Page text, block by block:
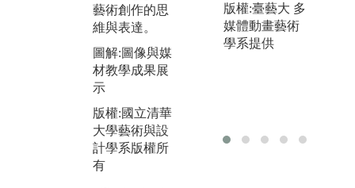
藝術創作的思
維與表達。
圖解:圖像與媒
材教學成果展
示
版權:國立清華
大學藝術與設
計學系版權所
有
分析統整以及
自我表達。
圖解:學生發表
有
版權:臺藝大 多
媒體動畫藝術
學系提供